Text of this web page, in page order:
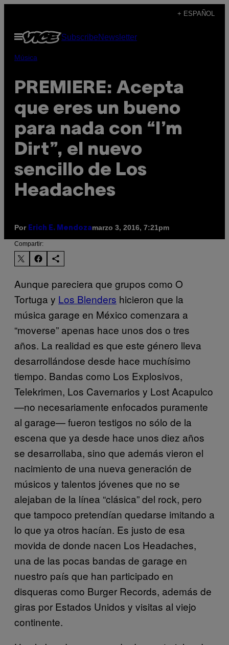
contenido
+ ESPAÑOL
Abrir
Menú
SubscribeNewsletter
Música
PREMIERE: Acepta
que eres un bueno
para nada con “I’m
Dirt”, el nuevo
sencillo de Los
Headaches
Por Erich E. Mendozamarzo 3, 2016, 7:21pm
Compartir:
Aunque pareciera que grupos como O
Tortuga y Los Blenders hicieron que la
música garage en México comenzara a
“moverse” apenas hace unos dos o tres
años. La realidad es que este género lleva
desarrollándose desde hace muchísimo
tiempo. Bandas como Los Explosivos,
Telekrimen, Los Cavernarios y Lost Acapulco
—no necesariamente enfocados puramente
al garage— fueron testigos no sólo de la
escena que ya desde hace unos diez años
se desarrollaba, sino que además vieron el
nacimiento de una nueva generación de
músicos y talentos jóvenes que no se
alejaban de la línea “clásica” del rock, pero
que tampoco pretendían quedarse imitando a
lo que ya otros hacían. Es justo de esa
movida de donde nacen Los Headaches,
una de las pocas bandas de garage en
nuestro país que han participado en
disqueras como Burger Records, además de
giras por Estados Unidos y visitas al viejo
continente.